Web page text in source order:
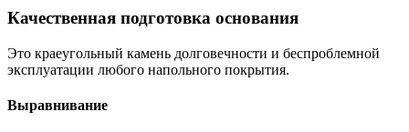
Качественная подготовка основания
Это краеугольный камень долговечности и беспроблемной
эксплуатации любого напольного покрытия.
Выравнивание